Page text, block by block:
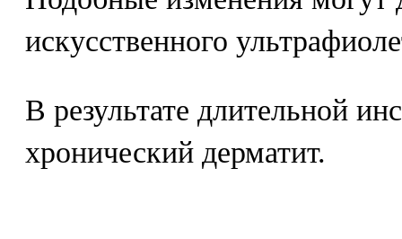
искусственного
В результате длительной
хронический дерматит.